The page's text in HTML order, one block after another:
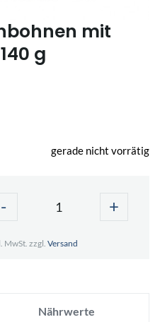
mit
g
gerade nicht vorrätig
- +
MwSt. zzgl. Versand
Nährwerte